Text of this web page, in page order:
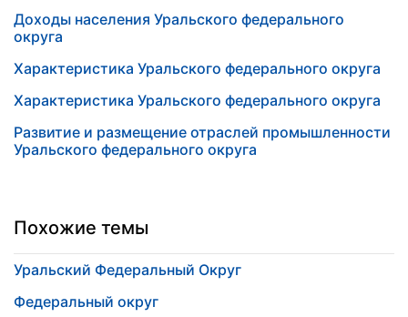
Доходы населения Уральского федерального
округа
Характеристика Уральского федерального округа
Характеристика Уральского федерального округа
Развитие и размещение отраслей промышленности
Уральского федерального округа
Похожие темы
Уральский Федеральный Округ
Федеральный округ